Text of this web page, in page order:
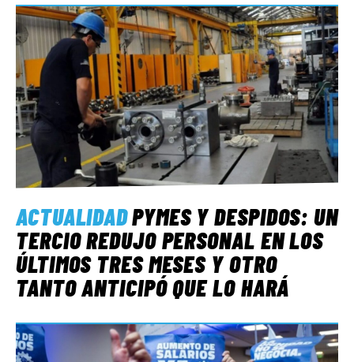
ACTUALIDADPYMES Y DESPIDOS: UN
TERCIO REDUJO PERSONAL EN LOS
ÚLTIMOS TRES MESES Y OTRO
TANTO ANTICIPÓ QUE LO HARÁ